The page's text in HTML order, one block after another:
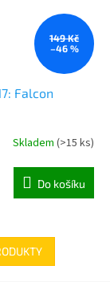
149 Kč
–46 %
Falcon
Skladem (>15 ks)
Do košíku